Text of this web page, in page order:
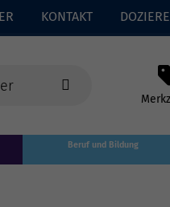
KONTAKT
Beruf und Bildung